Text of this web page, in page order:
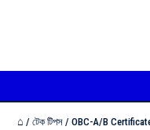
⌂ / টেক টিপস / OBC-A/B Certificate